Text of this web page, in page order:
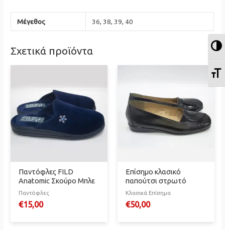
Μέγεθος 36,38,39, 40
Σχετικά προϊόντα
Παντόφλες FILD
Anatomic Σκούρο Μπλε
Παντόφλες
€15,00
Επίσημο κλασικό
παπούτσι στρωτό
Κλασικά Επίσημα
€50,00